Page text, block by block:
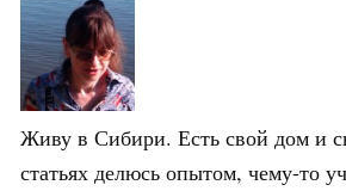
Живу в Сибири. Есть свой дом и
статьях делюсь опытом, чему-то